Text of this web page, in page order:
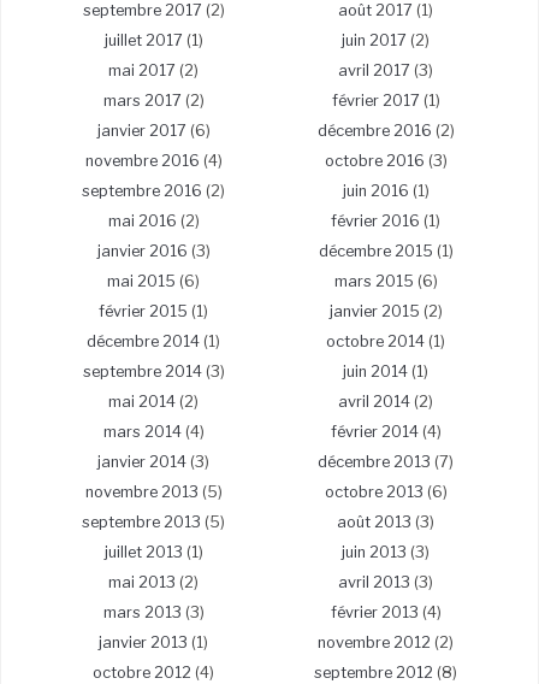
septembre 2017 (2) août 2017 (1)
juillet 2017 (1) juin 2017 (2)
mai 2017 (2) avril 2017 (3)
mars 2017 (2) février 2017 (1)
janvier 2017 (6) décembre 2016 (2)
novembre 2016 (4) octobre 2016 (3)
septembre 2016 (2) juin 2016 (1)
mai 2016 (2) février 2016 (1)
janvier 2016 (3) décembre 2015 (1)
mai 2015 (6) mars 2015 (6)
février 2015 (1) janvier 2015 (2)
décembre 2014 (1) octobre 2014 (1)
septembre 2014(3) juin 2014 (1)
mai 2014 (2) avril 2014 (2)
mars 2014(4) février 2014(4)
janvier 2014 (3) décembre 2013 (7)
novembre 2013 (5) octobre 2013 (6)
septembre 2013 (5) août 2013 (3)
juillet 2013 (1) juin 2013 (3)
mai 2013 (2) avril 2013 (3)
mars 2013 (3) février 2013 (4)
janvier 2013 (1) novembre 2012 (2)
octobre 2012 (4) septembre 2012 (8)